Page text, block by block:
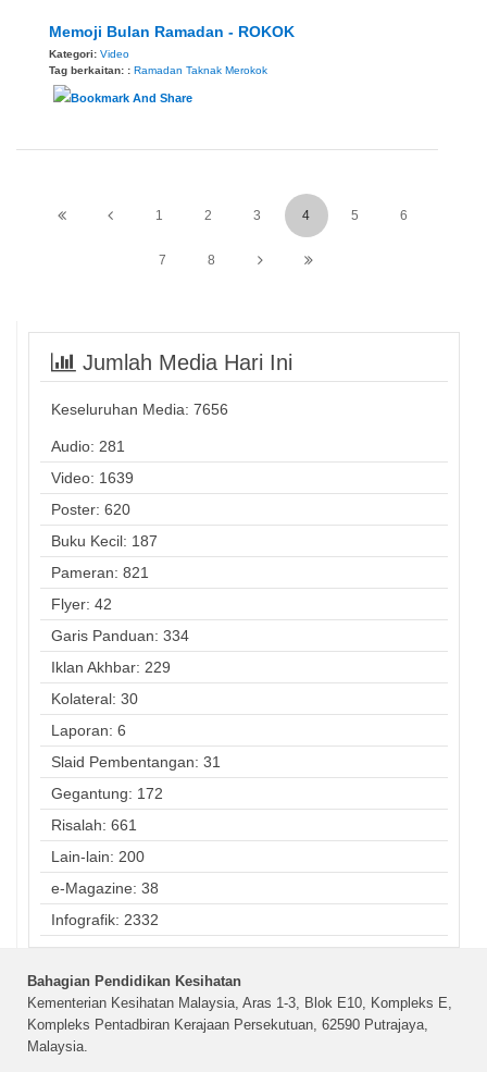
Memoji Bulan Ramadan - ROKOK
Kategori: Video
Tag berkaitan: : Ramadan Taknak Merokok
1 2 3 4 5 6
7 8
Jumlah Media Hari Ini
Keseluruhan Media: 7656
Audio: 281
Video: 1639
Poster: 620
Buku Kecil: 187
Pameran: 821
Flyer: 42
Garis Panduan: 334
Iklan Akhbar: 229
Kolateral: 30
Laporan: 6
Slaid Pembentangan: 31
Gegantung: 172
Risalah: 661
Lain-lain: 200
e-Magazine: 38
Infografik: 2332
Bahagian Pendidikan Kesihatan
Kementerian Kesihatan Malaysia, Aras 1-3, Blok E10, Kompleks E,
Kompleks Pentadbiran Kerajaan Persekutuan, 62590 Putrajaya,
Malaysia.